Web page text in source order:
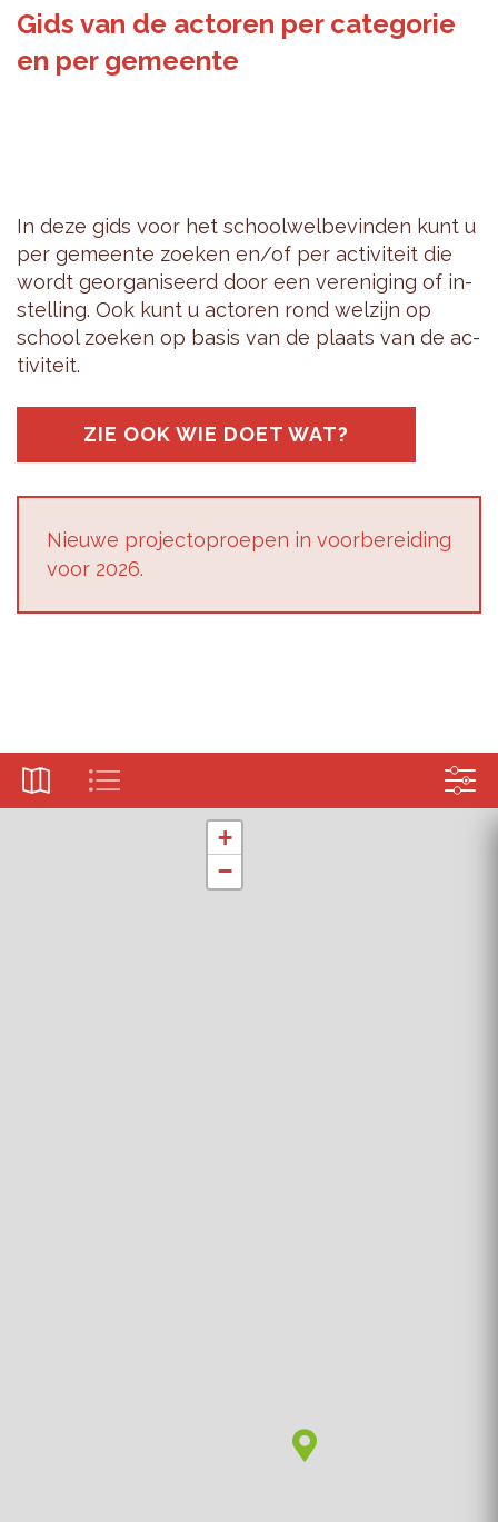
Gids van de actoren per categorie
en per gemeente
In deze gids voor het school­wel­be­vin­den kunt u
per ge­meen­te zoe­ken en/of per ac­ti­vi­teit die
wordt ge­or­ga­ni­seerd door een ver­e­ni­ging of in­
stel­ling. Ook kunt u ac­to­ren rond wel­zijn op
school zoe­ken op basis van de plaats van de ac­
ti­vi­teit.
ZIE OOK WIE DOET WAT?
Nieu­we pro­jec­top­roe­pen in voor­be­rei­ding
voor 2026.
+
−